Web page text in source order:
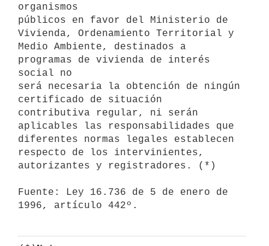
organismos
públicos en favor del Ministerio de
Vivienda, Ordenamiento Territorial y
Medio Ambiente, destinados a
programas de vivienda de interés
social no
será necesaria la obtención de ningún
certificado de situación
contributiva regular, ni serán
aplicables las responsabilidades que
diferentes normas legales establecen
respecto de los intervinientes,
autorizantes y registradores. (*)
Fuente: Ley 16.736 de 5 de enero de
1996, artículo 442º.